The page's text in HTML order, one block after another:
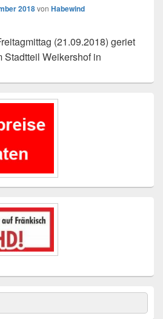
2018von Habewind
(21.09.2018) geriet
Stadtteil Weikershof in